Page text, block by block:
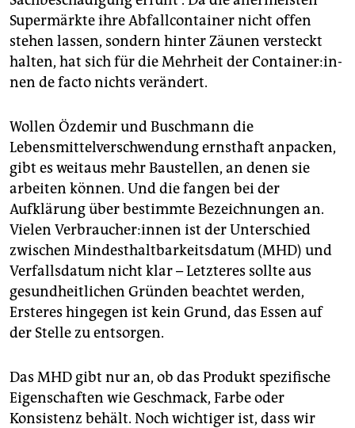
Supermärkte ihre Abfallcontainer nicht offen
stehen lassen, sondern hinter Zäunen versteckt
halten, hat sich für die Mehrheit der Con­tai­ne­r:in­
nen de facto nichts verändert.
Wollen Özdemir und Buschmann die
Lebensmittelverschwendung ernsthaft anpacken,
gibt es weitaus mehr Baustellen, an denen sie
arbeiten können. Und die fangen bei der
Aufklärung über bestimmte Bezeichnungen an.
Vielen Ver­brau­che­r:in­nen ist der Unterschied
zwischen Mindesthaltbarkeitsdatum (MHD) und
Verfallsdatum nicht klar – Letzteres sollte aus
gesundheitlichen Gründen beachtet werden,
Ersteres hingegen ist kein Grund, das Essen auf
der Stelle zu entsorgen.
Das MHD gibt nur an, ob das Produkt spezifische
Eigenschaften wie Geschmack, Farbe oder
Konsistenz behält. Noch wichtiger ist, dass wir